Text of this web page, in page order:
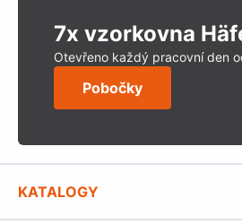
7x vzorkovna
Otevřeno každý pracovní den
Pobočky
KATALOGY